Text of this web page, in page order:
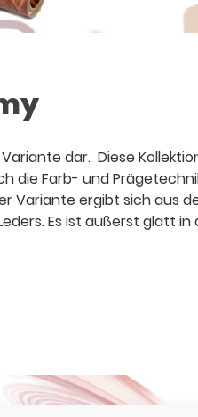
dar. Diese
die Farb- und
Variante ergibt sich aus
Es ist äußerst glatt in